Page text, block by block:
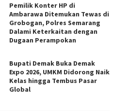
Pemilik Konter HP di
Ambarawa Ditemukan Tewas di
Grobogan, Polres Semarang
Dalami Keterkaitan dengan
Dugaan Perampokan
Bupati Demak Buka Demak
Expo 2026, UMKM Didorong Naik
Kelas hingga Tembus Pasar
Global